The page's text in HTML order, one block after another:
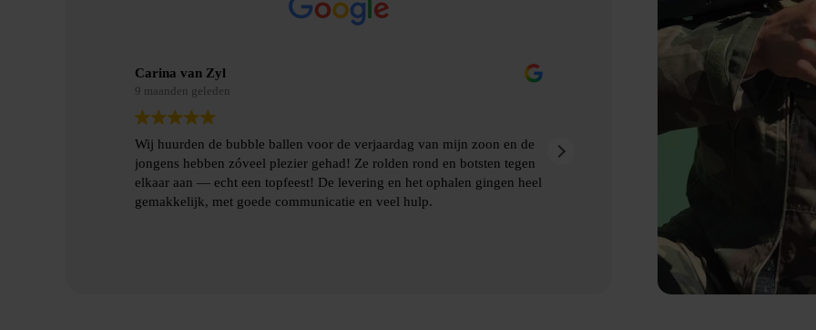
van mijn zoon en de
rond en botsten tegen
en het ophalen gingen heel
Merel Bosman
9 maanden geleden
Wij hebben met vriendenweekend gebruik gemaakt van Bubbelbal, een
hilarische ervaring!!
Heel fijn contact gehad over de levering en het ophalen van de
Eric Nienhuis
9 maanden geleden
Ontzettend leuke dag
kwamen de afspraken